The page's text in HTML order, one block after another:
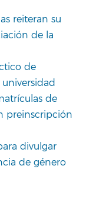
reiteran su
de la
de
de
preinscripción
divulgar
de género